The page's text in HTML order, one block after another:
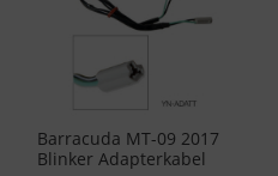
Barracuda MT-09 2017
Blinker Adapterkabel